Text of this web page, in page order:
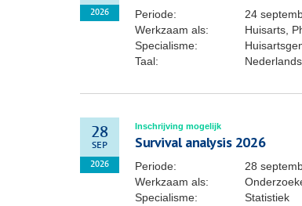
2026 Periode: 24
Werkzaam als:
Huisarts,
Specialisme:
Taal:
Nederlands
28
SEP
2026
Inschrijving mogelijk
Survival analysis 2026
Periode: 28
Werkzaam als:
Specialisme:
Statistiek